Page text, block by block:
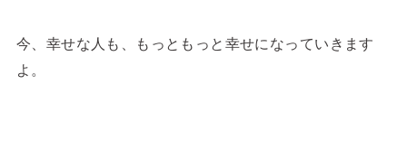
今、幸せな人も、もっともっと幸せになっていきます
よ。